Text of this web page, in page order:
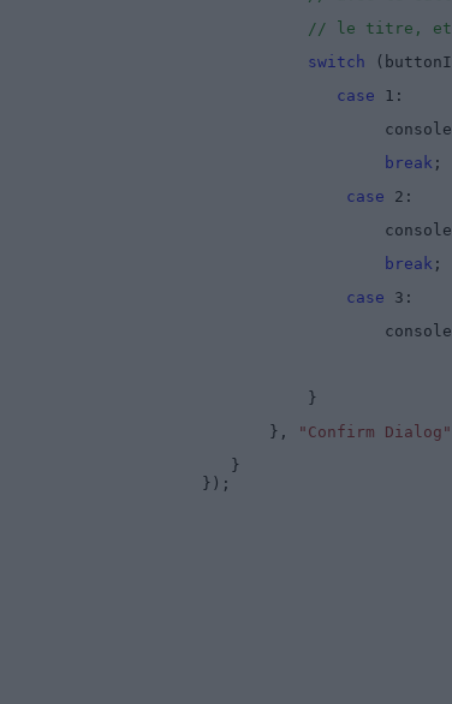
// le titre, et
switch
case 1:
break ;
case 2:
break ;
case 3:
}
},
"Confirm Dialog"
}
});